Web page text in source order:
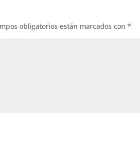
obligatorios están marcados con *